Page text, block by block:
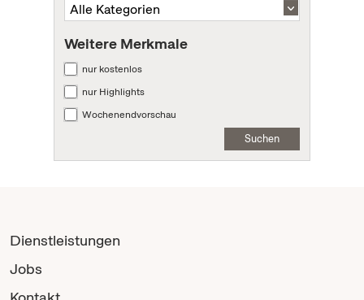
Weitere Merkmale
nur kostenlos
nur Highlights
Wochenendvorschau
Suchen
Dienstleistungen
Jobs